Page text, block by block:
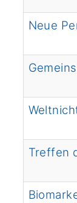
Neue
Treffen